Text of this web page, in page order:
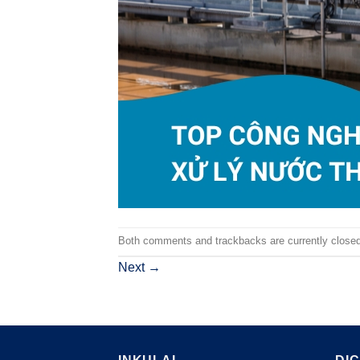
Both comments and trackbacks are currently
Next →